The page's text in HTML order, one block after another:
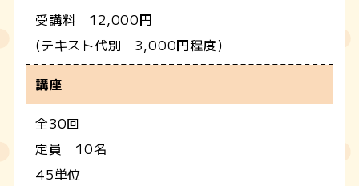
受講料 12,000円
(テキスト代別 3,000円程度）
講座
全30回
定員 10名
45単位